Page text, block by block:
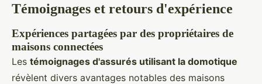
Témoignages et retours d'expérience
Expériences partagées par des propriétaires de
maisons connectées
Les témoignages d'assurés utilisant la domotique
révèlent divers avantages notables des maisons